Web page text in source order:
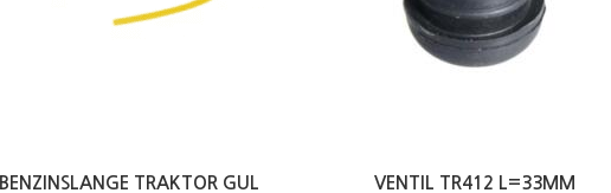
BENZINSLANGE TRAKTOR GUL
VENTIL TR412 L=33MM